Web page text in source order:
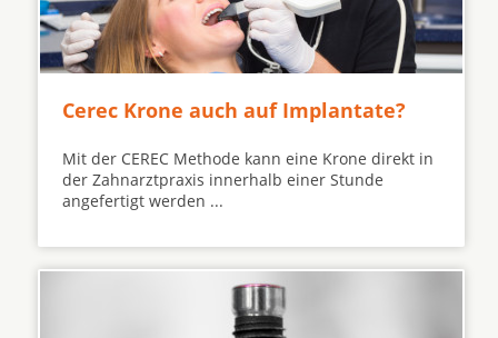
Cerec Krone auch auf Implantate?
Mit der CEREC Methode kann eine Krone direkt in
der Zahnarztpraxis innerhalb einer Stunde
angefertigt werden ...